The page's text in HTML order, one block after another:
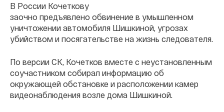
В России Кочеткову
заочно предъявлено обвинение в умышленном
уничтожении автомобиля Шишкиной, угрозах
убийством и посягательстве на жизнь следователя.
По версии СК, Кочетков вместе с неустановленным
соучастником собирал информацию об
окружающей обстановке и расположении камер
видеонаблюдения возле дома Шишкиной.